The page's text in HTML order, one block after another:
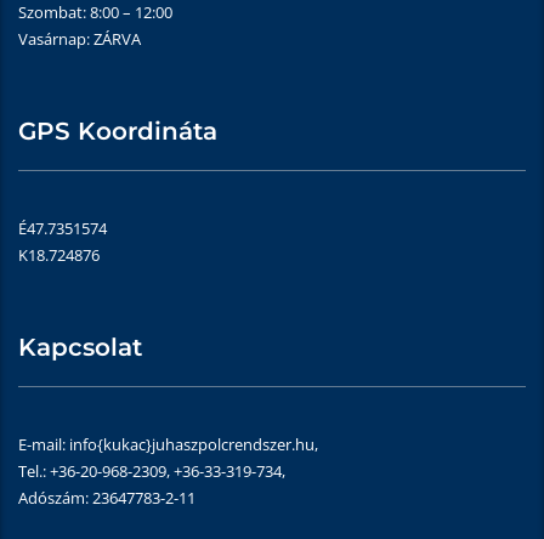
Szombat: 8:00 – 12:00
Vasárnap: ZÁRVA
GPS Koordináta
É47.7351574
K18.724876
Kapcsolat
E-mail: info{kukac}juhaszpolcrendszer.hu,
Tel.: +36-20-968-2309, +36-33-319-734,
Adószám: 23647783-2-11